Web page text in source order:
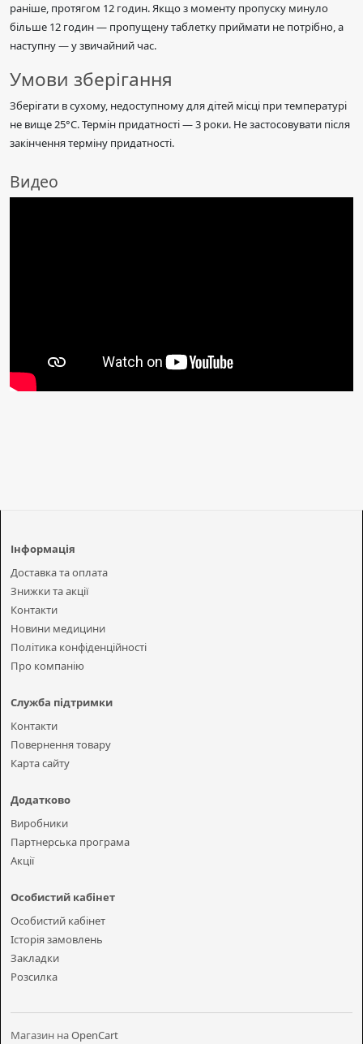
раніше, протягом 12 годин. Якщо з моменту пропуску минуло
більше 12 годин — пропущену таблетку приймати не потрібно, а
наступну — у звичайний час.
Умови зберігання
Зберігати в сухому, недоступному для дітей місці при температурі
не вище 25°C. Термін придатності — 3 роки. Не застосовувати після
закінчення терміну придатності.
Видео
Інформація
Доставка та оплата
Знижки та акції
Контакти
Новини медицини
Політика конфіденційності
Про компанію
Служба підтримки
Контакти
Повернення товару
Карта сайту
Додатково
Виробники
Партнерська програма
Акції
Особистий кабінет
Особистий кабінет
Історія замовлень
Закладки
Розсилка
Магазин наOpenCart